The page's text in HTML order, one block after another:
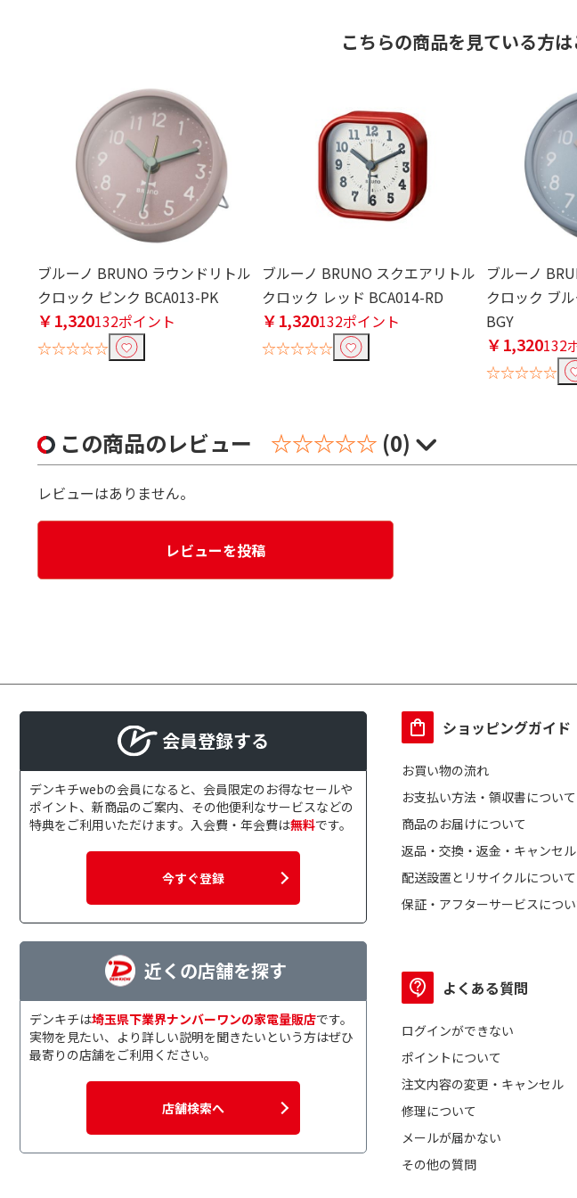
こちらの商品を見ている方
ブルーノ BRUNO ラウンドリトル
クロック ピンク BCA013-PK
￥1,320132ポイント
☆☆☆☆☆
ブルーノ BRUNO スクエアリトル
クロック レッド BCA014-RD
￥1,320132ポイント
☆☆☆☆☆
ブルーノ
クロック ブ
BGY
￥1,320132
☆☆☆☆☆
この商品のレビュー ☆☆☆☆☆ (0)
レビューはありません。
レビューを投稿
会員登録する
デンキチwebの会員になると、会員限定のお得なセールや
ポイント、新商品のご案内、その他便利なサービスなどの
特典をご利用いただけます。入会費・年会費は無料です。
今すぐ登録
近くの店舗を探す
デンキチは埼玉県下業界ナンバーワンの家電量販店です。
実物を見たい、より詳しい説明を聞きたいという方はぜひ
最寄りの店舗をご利用ください。
店舗検索へ
ショッピングガイド
お買い物の流れ
お支払い方法・領収書について
商品のお届けについて
返品・交換・返金・キャンセ
配送設置とリサイクルについて
保証・アフターサービスにつ
よくある質問
ログインができない
ポイントについて
注文内容の変更・キャンセル
修理について
メールが届かない
その他の質問